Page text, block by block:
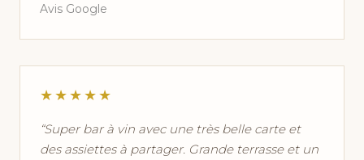
Avis Google
★★★★★
“Super bar à vin avec une très belle carte et
des assiettes à partager. Grande terrasse et un